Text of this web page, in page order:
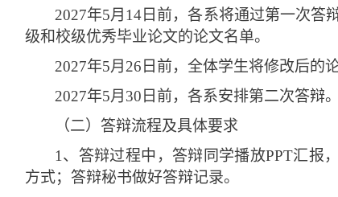
2027年5月14日前，各系将通过第一次答
级和校级优秀毕业论文的论文名单。
2027年5月26日前，全体学生将修改后的
2027年5月30日前，各系安排第二次答辩。
（二）答辩流程及具体要求
1 、答辩过程中，答辩同学播放PPT汇报
方式；答辩秘书做好答辩记录。